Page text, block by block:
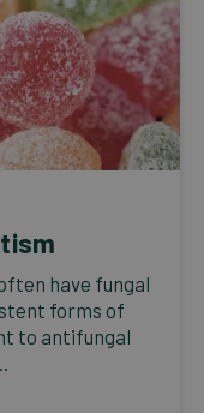
have fungal
forms of
to antifungal